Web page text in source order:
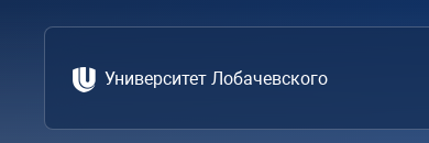
Университет Лобачевского